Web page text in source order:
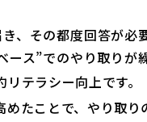
、その都度回答が必
ース”でのやり取りが
テラシー向上です。
たことで、やり取り